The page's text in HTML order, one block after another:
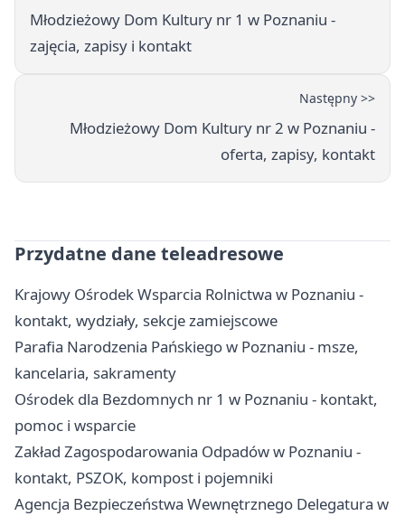
Młodzieżowy Dom Kultury nr 1 w Poznaniu -
zajęcia, zapisy i kontakt
Następny >>
Młodzieżowy Dom Kultury nr 2 w Poznaniu -
oferta, zapisy, kontakt
Przydatne dane teleadresowe
Krajowy Ośrodek Wsparcia Rolnictwa w Poznaniu -
kontakt, wydziały, sekcje zamiejscowe
Parafia Narodzenia Pańskiego w Poznaniu - msze,
kancelaria, sakramenty
Ośrodek dla Bezdomnych nr 1 w Poznaniu - kontakt,
pomoc i wsparcie
Zakład Zagospodarowania Odpadów w Poznaniu -
kontakt, PSZOK, kompost i pojemniki
Agencja Bezpieczeństwa Wewnętrznego Delegatura w